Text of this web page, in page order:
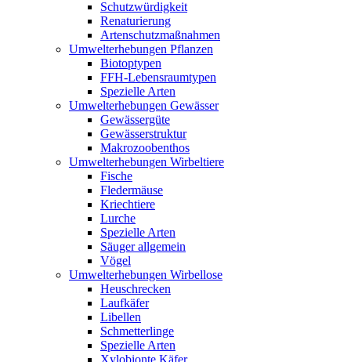
Schutzwürdigkeit
Renaturierung
Artenschutzmaßnahmen
Umwelterhebungen Pflanzen
Biotoptypen
FFH-Lebensraumtypen
Spezielle Arten
Umwelterhebungen Gewässer
Gewässergüte
Gewässerstruktur
Makrozoobenthos
Umwelterhebungen Wirbeltiere
Fische
Fledermäuse
Kriechtiere
Lurche
Spezielle Arten
Säuger allgemein
Vögel
Umwelterhebungen Wirbellose
Heuschrecken
Laufkäfer
Libellen
Schmetterlinge
Spezielle Arten
Xylobionte Käfer